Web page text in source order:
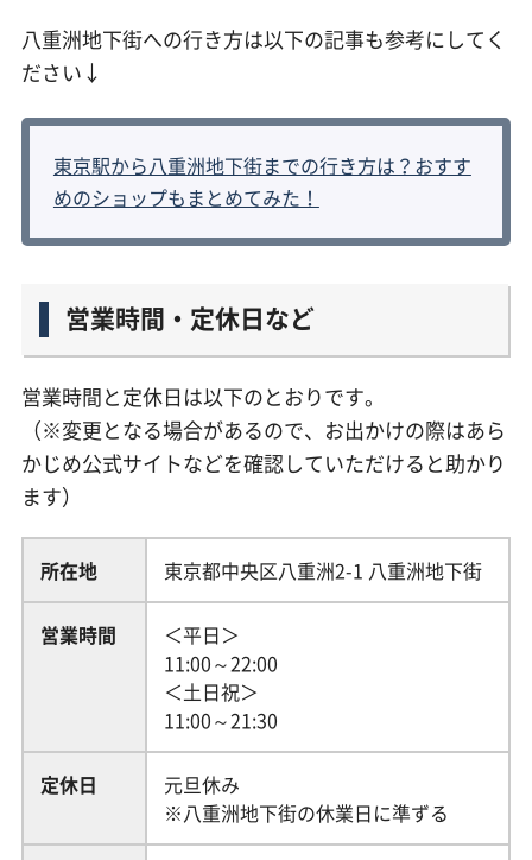
八重洲地下街への行き方は以下の記事も参考にしてく
ださい↓
東京駅から八重洲地下街までの行き方は？おすす
めのショップもまとめてみた！
営業時間・定休日など
営業時間と定休日は以下のとおりです。
（※変更となる場合があるので、お出かけの際はあら
かじめ公式サイトなどを確認していただけると助かり
ます）
所在地 東京都中央区八重洲2-1 八重洲地下街
営業時間
＜平日＞
11:00～22:00
＜土日祝＞
11:00～21:30
定休日
元旦休み
※八重洲地下街の休業日に準ずる